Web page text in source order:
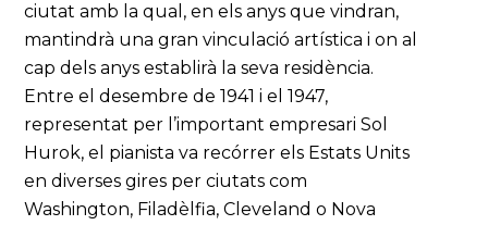
ciutat amb la qual, en els anys que vindran,
mantindrà una gran vinculació artística i on al
cap dels anys establirà la seva residència.
Entre el desembre de 1941 i el 1947,
representat per l’important empresari Sol
Hurok, el pianista va recórrer els Estats Units
en diverses gires per ciutats com
Washington, Filadèlfia, Cleveland o Nova